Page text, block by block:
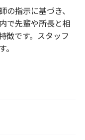
指示に基づき、
で先輩や所長と相
徴です。スタッフ